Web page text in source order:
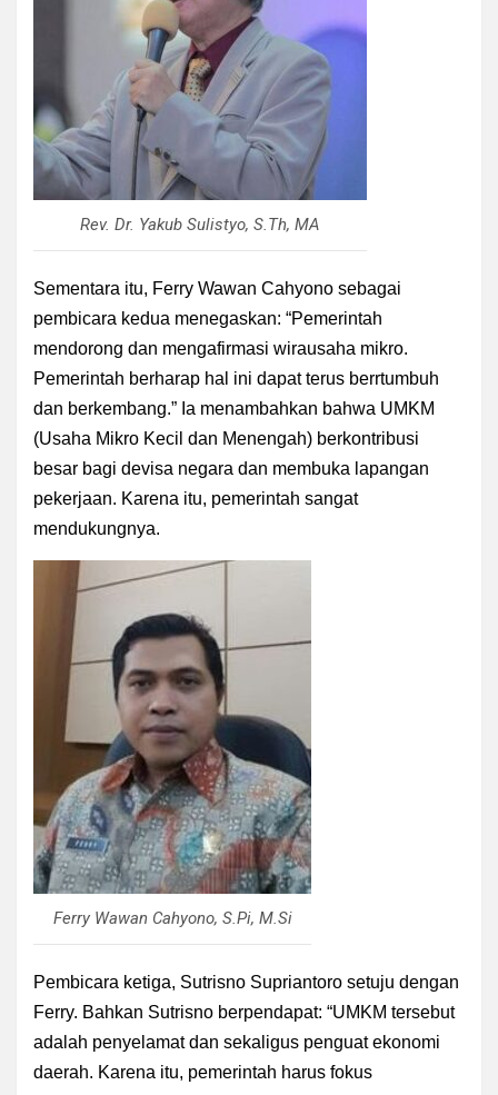
Rev. Dr. Yakub Sulistyo, S.Th, MA
Sementara itu, Ferry Wawan Cahyono sebagai
pembicara kedua menegaskan: “Pemerintah
mendorong dan mengafirmasi wirausaha mikro.
Pemerintah berharap hal ini dapat terus berrtumbuh
dan berkembang.” Ia menambahkan bahwa UMKM
(Usaha Mikro Kecil dan Menengah) berkontribusi
besar bagi devisa negara dan membuka lapangan
pekerjaan. Karena itu, pemerintah sangat
mendukungnya.
Ferry Wawan Cahyono, S.Pi, M.Si
Pembicara ketiga, Sutrisno Supriantoro setuju dengan
Ferry. Bahkan Sutrisno berpendapat: “UMKM tersebut
adalah penyelamat dan sekaligus penguat ekonomi
daerah. Karena itu, pemerintah harus fokus